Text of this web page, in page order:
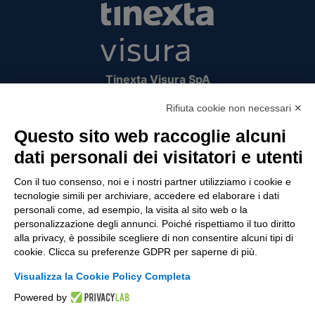
Tinexta Visura SpA
Società con Socio Unico
Società soggetta alla direzione e coordinamento
di Tinexta SpA
P.IVA 05338771008 REA n. 877679
UTILITÀ
Recupero Password
Verifica attestato di presenza
POLICIES AND TERMS
Rifiuta cookie non necessari ✕
Questo sito web raccoglie alcuni
dati personali dei visitatori e utenti
Con il tuo consenso, noi e i nostri partner utilizziamo i cookie e
tecnologie simili per archiviare, accedere ed elaborare i dati
personali come, ad esempio, la visita al sito web o la
personalizzazione degli annunci. Poiché rispettiamo il tuo diritto
alla privacy, è possibile scegliere di non consentire alcuni tipi di
cookie. Clicca su preferenze GDPR per saperne di più.
Visualizza la Cookie Policy Completa
Powered by